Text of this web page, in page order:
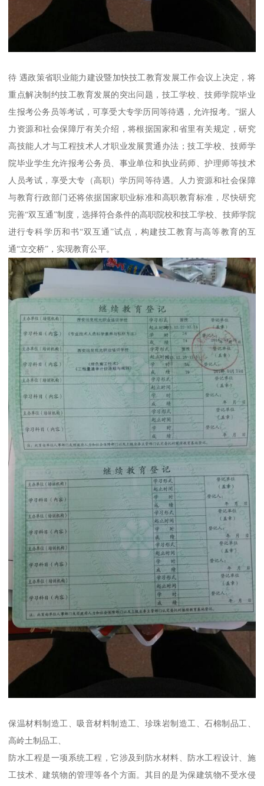
待 遇政策省职业能力建设暨加快技工教育发展工作会议上决定，将
重点解决制约技工教育发展的突出问题，技工学校、技师学院毕业
生报考公务员等考试，可享受大专学历同等待遇，允许报考。”据人
力资源和社会保障厅有关介绍，将根据国家和省里有关规定，研究
高技能人才与工程技术人才职业发展贯通办法；技工学校、技师学
院毕业学生允许报考公务员、事业单位和执业药师、护理师等技术
人员考试，享受大专（高职）学历同等待遇。人力资源和社会保障
与教育行政部门还将依据国家职业标准和高职教育标准，尽快研究
完善“双互通”制度，选择符合条件的高职院校和技工学校、技师学院
进行专科学历和书“双互通”试点，构建技工教育与高等教育的互
通“立交桥”，实现教育公平。
保温材料制造工、吸音材料制造工、珍珠岩制造工、石棉制品工、
高岭土制品工、
防水工程是一项系统工程，它涉及到防水材料、防水工程设计、施
工技术、建筑物的管理等各个方面。其目的是为保建筑物不受水侵